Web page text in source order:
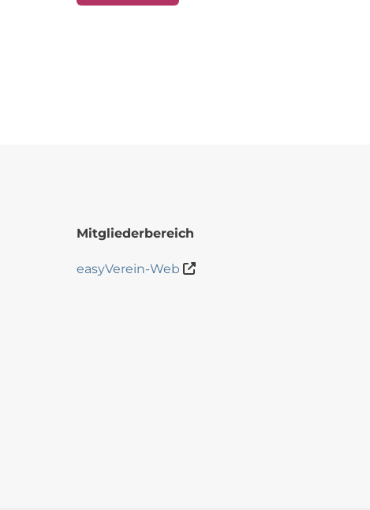
Mitgliederbereich
easyVerein-Web